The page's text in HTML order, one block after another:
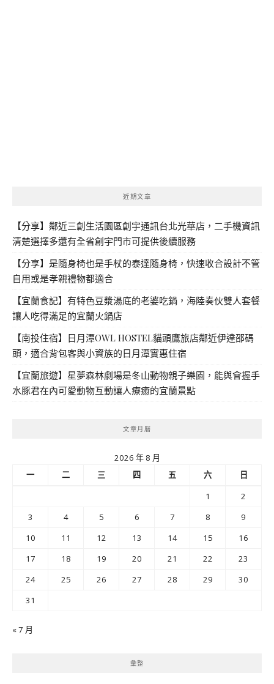
近期文章
【分享】鄰近三創生活園區創宇通訊台北光華店，二手機資訊
清楚選擇多還有全省創宇門市可提供後續服務
【分享】是隨身椅也是手杖的泰達隨身椅，快速收合設計不管
自用或是孝親禮物都適合
【宜蘭食記】有特色豆漿湯底的老婆吃鍋，海陸奏伙雙人套餐
讓人吃得滿足的宜蘭火鍋店
【南投住宿】日月潭OWL HOSTEL貓頭鷹旅店鄰近伊達邵碼
頭，適合背包客與小資族的日月潭實惠住宿
【宜蘭旅遊】星夢森林劇場是冬山動物親子樂園，能與會握手
水豚君在內可愛動物互動讓人療癒的宜蘭景點
文章月曆
2026 年 8 月
一
二 三 四 五 六
日
1
2
3
4 5 6 7 8
9
10
11 12 13 14 15
16
17
18 19 20 21 22
23
24
25 26 27 28 29
30
31
« 7 月
彙整